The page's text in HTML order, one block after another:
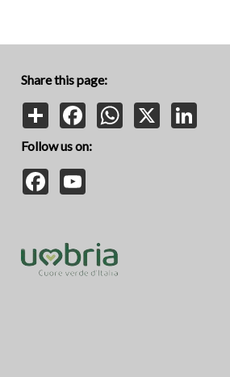
Share this page:
Share
FacebookWhatsApp
Follow us on:
Facebook